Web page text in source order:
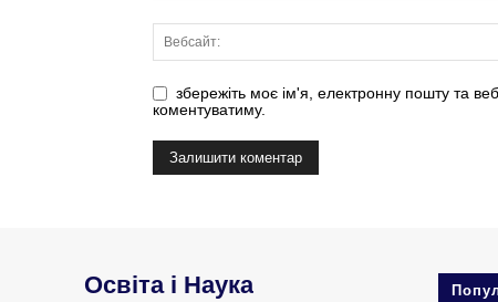
збережіть моє ім'я, електронну пошту та
коментуватиму.
Освіта і Наука